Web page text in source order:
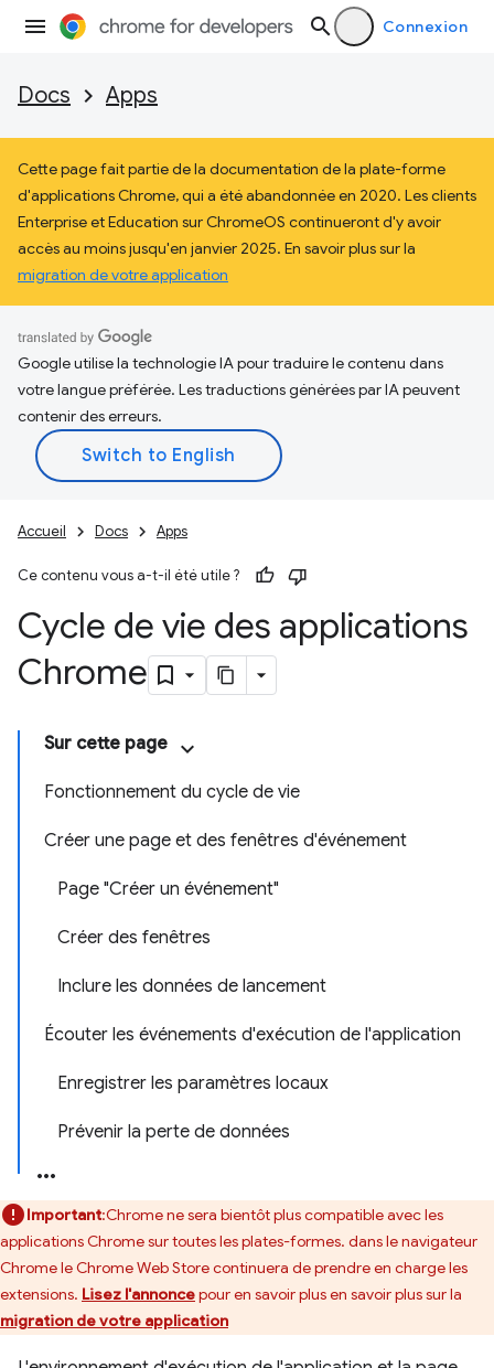
Connexion
Docs Apps
Cette page fait partie de la documentation de la plate-forme
d'applications Chrome, qui a été abandonnée en 2020. Les clients
Enterprise et Education sur ChromeOS continueront d'y avoir
accès au moins jusqu'en janvier 2025. En savoir plus sur la
migration de votre application
Google utilise la technologie IA pour traduire le contenu dans
votre langue préférée. Les traductions générées par IA peuvent
contenir des erreurs.
Accueil Docs Apps
Ce contenu vous a-t-il été utile ?
Cycle de vie des applications
Chrome
Sur cette page
Fonctionnement du cycle de vie
Créer une page et des fenêtres d'événement
Page "Créer un événement"
Créer des fenêtres
Inclure les données de lancement
Écouter les événements d'exécution de l'application
Enregistrer les paramètres locaux
Prévenir la perte de données
Important:Chrome ne sera bientôt plus compatible avec les
applications Chrome sur toutes les plates-formes. dans le navigateur
Chrome le Chrome Web Store continuera de prendre en charge les
extensions. Lisez l'annoncepour en savoir plus en savoir plus sur la
migration de votre application